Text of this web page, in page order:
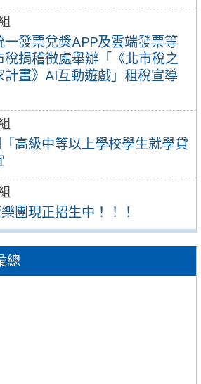
發票兌獎APP及雲端發票等
捐稽徵處舉辦「《北市稅之
計畫》AI互動遊戲」租稅宣導
高級中等以上學校學生就學貸
團現正招生中！！！
總